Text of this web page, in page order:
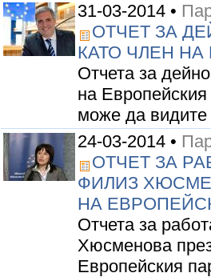
31-03-2014 •
ОТЧЕТ ЗА
КАТО ЧЛЕН
Отчета за
на
може да
24-03-2014 •
ОТЧЕТ ЗА
ФИЛИЗ
НА
Отчетa за
Хюсменова
Европейския